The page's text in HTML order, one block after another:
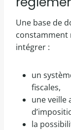
Une base de
constamment
intégrer :
un
fiscales,
une veille
la